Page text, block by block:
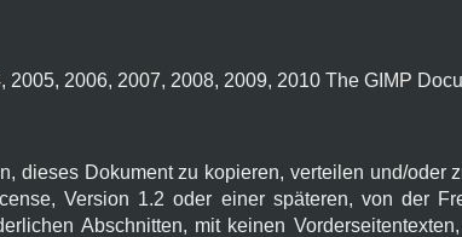
2006, 2007, 2008, 2009, 2010 The GIMP
dieses Dokument zu kopieren, verteilen und/oder
Version 1.2 oder einer späteren, von der
Abschnitten, mit keinen